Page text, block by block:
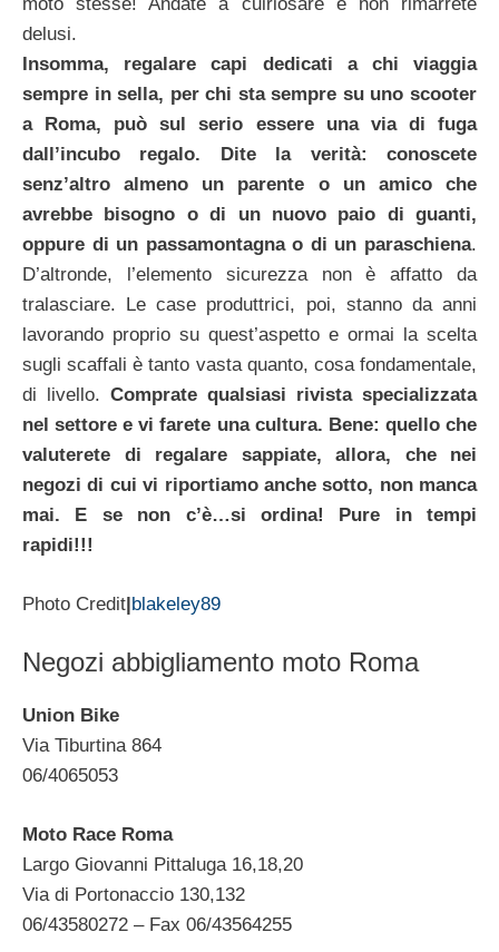
moto stesse! Andate a cuiriosare e non rimarrete
delusi.
Insomma, regalare capi dedicati a chi viaggia
sempre in sella, per chi sta sempre su uno scooter
a Roma, può sul serio essere una via di fuga
dall’incubo regalo. Dite la verità: conoscete
senz’altro almeno un parente o un amico che
avrebbe bisogno o di un nuovo paio di guanti,
oppure di un passamontagna o di un paraschiena.
D’altronde, l’elemento sicurezza non è affatto da
tralasciare. Le case produttrici, poi, stanno da anni
lavorando proprio su quest’aspetto e ormai la scelta
sugli scaffali è tanto vasta quanto, cosa fondamentale,
di livello. Comprate qualsiasi rivista specializzata
nel settore e vi farete una cultura. Bene: quello che
valuterete di regalare sappiate, allora, che nei
negozi di cui vi riportiamo anche sotto, non manca
mai. E se non c’è…si ordina! Pure in tempi
rapidi!!!
Photo Credit|blakeley89
Negozi abbigliamento moto Roma
Union Bike
Via Tiburtina 864
06/4065053
Moto Race Roma
Largo Giovanni Pittaluga 16,18,20
Via di Portonaccio 130,132
06/43580272 – Fax 06/43564255